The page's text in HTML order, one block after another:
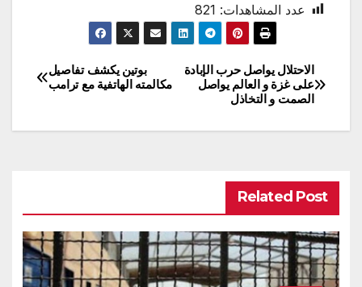
عدد المشاهدات: 821
تصفّح
المقالات
بوتين يكشف تفاصيل
مكالمته الهاتفية مع ترامب
الاحتلال يواصل حرب الإبادة
على غزة و العالم يواصل
الصمت و التخاذل
Related Post